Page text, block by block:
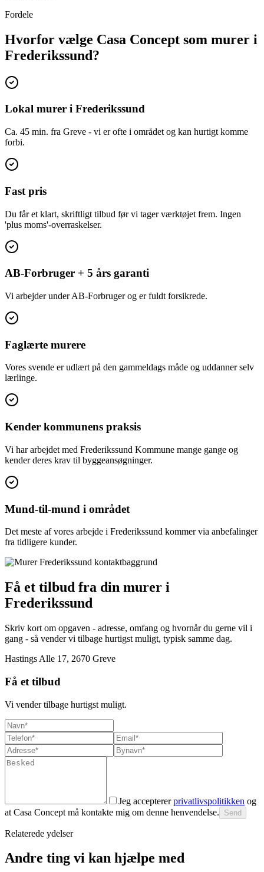
Fordele
Hvorfor vælge Casa Concept som murer i
Frederikssund?
Lokal murer i Frederikssund
Ca. 45 min. fra Greve - vi er ofte i området og kan hurtigt komme
forbi.
Fast pris
Du får et klart, skriftligt tilbud før vi tager værktøjet frem. Ingen
'plus moms'-overraskelser.
AB-Forbruger + 5 års garanti
Vi arbejder under AB-Forbruger og er fuldt forsikrede.
Faglærte murere
Vores svende er udlært på den gammeldags måde og uddanner selv
lærlinge.
Kender kommunens praksis
Vi har arbejdet med Frederikssund Kommune mange gange og
kender deres krav til byggeansøgninger.
Mund-til-mund i området
Det meste af vores arbejde i Frederikssund kommer via anbefalinger
fra tidligere kunder.
Få et tilbud fra din murer i
Frederikssund
Skriv kort om opgaven - adresse, omfang og hvornår du gerne vil i
gang - så vender vi tilbage hurtigst muligt, typisk samme dag.
Hastings Alle 17, 2670 Greve
Få et tilbud
Vi vender tilbage hurtigst muligt.
Jeg accepterer privatlivspolitikken og
at Casa Concept må kontakte mig om denne henvendelse.
Send
Relaterede ydelser
Andre ting vi kan hjælpe med